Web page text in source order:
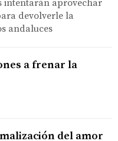
intentarán aprovechar
devolverle la
andaluces
a frenar la
del amor